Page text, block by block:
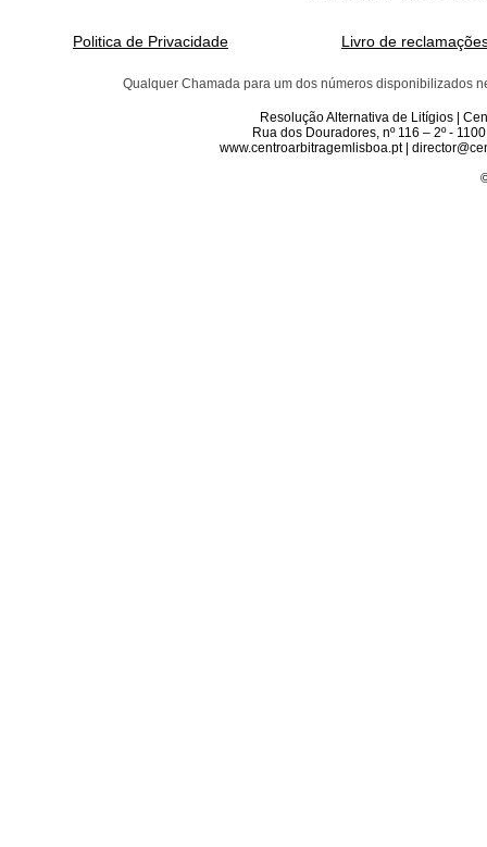
Politica de Privacidade Livro de
Qualquer Chamada para um dos números disponibilizados
Resolução Alternativa de Litígios |
Rua dos Douradores, nº 116 – 2º -
www.centroarbitragemlisboa.pt |